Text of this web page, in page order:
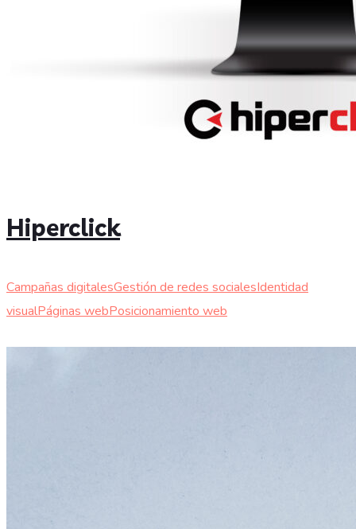
Hiperclick
Campañas digitalesGestión de redes socialesIdentidad
visualPáginas webPosicionamiento web